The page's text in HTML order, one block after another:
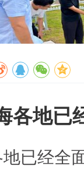
各地已
已经全